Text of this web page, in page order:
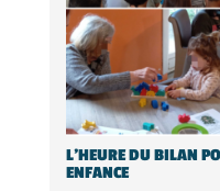
L’HEURE DU BILAN
ENFANCE